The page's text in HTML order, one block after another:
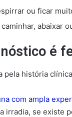
ou ficar
abaixar
é
pela história
com ampla
irradia, se existe